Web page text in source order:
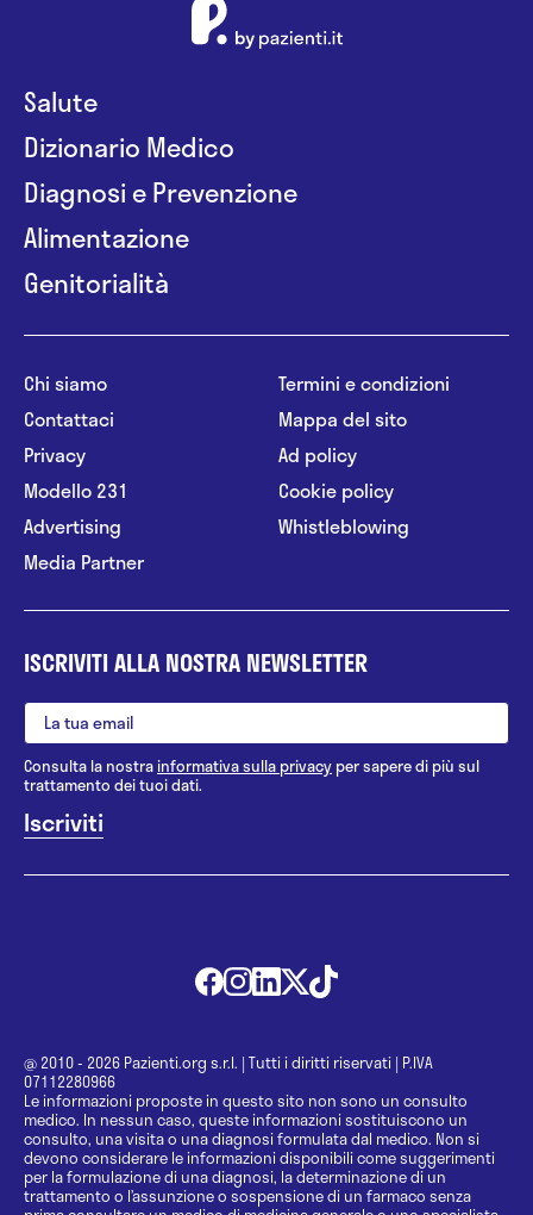
Salute
Dizionario Medico
Diagnosi e Prevenzione
Alimentazione
Genitorialità
Chi siamo
Contattaci
Privacy
Modello 231
Advertising
Media Partner
Termini e condizioni
Mappa del sito
Ad policy
Cookie policy
Whistleblowing
ISCRIVITI ALLA NOSTRA NEWSLETTER
Consulta la nostrainformativa sulla privacy per sapere di più sul
trattamento dei tuoi dati.
@ 2010 - 2026 Pazienti.org s.r.l. | Tutti i diritti riservati | P.IVA
07112280966
Le informazioni proposte in questo sito non sono un consulto
medico. In nessun caso, queste informazioni sostituiscono un
consulto, una visita o una diagnosi formulata dal medico. Non si
devono considerare le informazioni disponibili come suggerimenti
per la formulazione di una diagnosi, la determinazione di un
trattamento o l’assunzione o sospensione di un farmaco senza